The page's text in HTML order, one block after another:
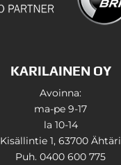
KARILAINEN OY
Avoinna:
ma-pe 9-17
la 10-14
Kisällintie 1, 63700 Ähtäri
Puh. 0400 600 775